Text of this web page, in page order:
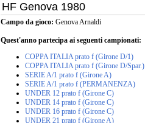
HF Genova 1980
Campo da gioco: Genova Arnaldi
Quest'anno partecipa ai seguenti campionati:
COPPA ITALIA prato f (Girone D/1)
COPPA ITALIA prato f (Girone D/Spar.)
SERIE A/1 prato f (Girone A)
SERIE A/1 prato f (PERMANENZA)
UNDER 12 prato f (Girone C)
UNDER 14 prato f (Girone C)
UNDER 16 prato f (Girone C)
UNDER 21 prato f (Girone A)